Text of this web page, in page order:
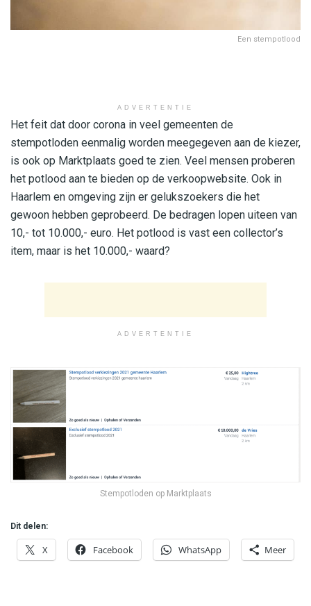
Een stempotlood
ADVERTENTIE
Het feit dat door corona in veel gemeenten de
stempotloden eenmalig worden meegegeven aan de kiezer,
is ook op Marktplaats goed te zien. Veel mensen proberen
het potlood aan te bieden op de verkoopwebsite. Ook in
Haarlem en omgeving zijn er gelukszoekers die het
gewoon hebben geprobeerd. De bedragen lopen uiteen van
10,- tot 10.000,- euro. Het potlood is vast een collector’s
item, maar is het 10.000,- waard?
ADVERTENTIE
Stempotloden op Marktplaats
Dit delen:
X Facebook WhatsApp Meer